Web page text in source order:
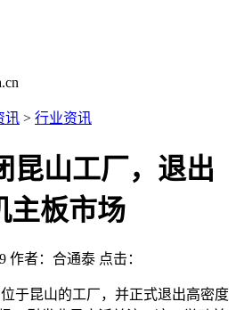
讯 > 行业资讯
昆山工厂，退出
主板市场
作者：合通泰 点击：
于昆山的工厂，并正式退出高密度